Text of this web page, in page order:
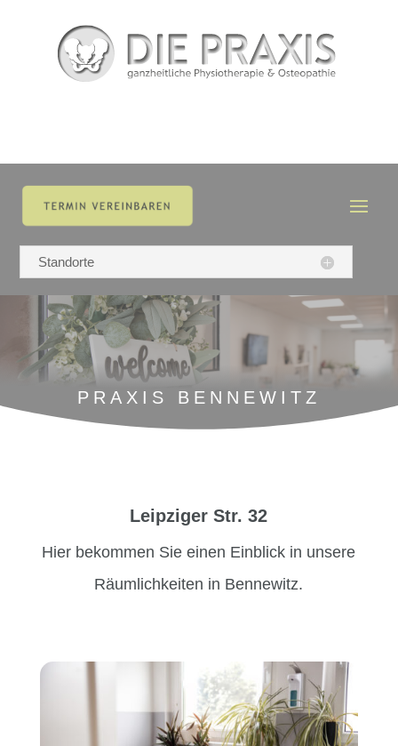
Standorte
PRAXIS BENNEWITZ
Leipziger Str. 32
Hier bekommen Sie einen Einblick in unsere
Räumlichkeiten in Bennewitz.